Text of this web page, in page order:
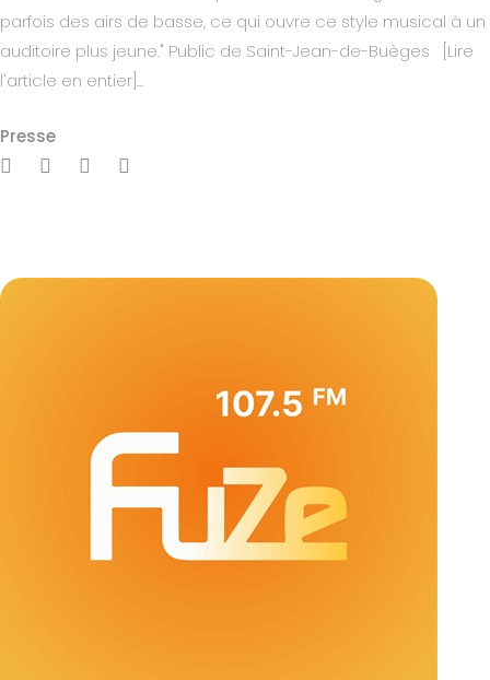
parfois des airs de basse, ce qui ouvre ce style musical à un
auditoire plus jeune." Public de Saint-Jean-de-Buèges [Lire
l'article en entier]...
Presse